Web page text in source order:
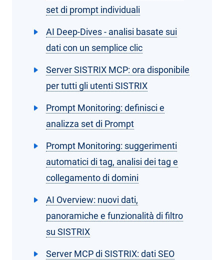
set di prompt individuali
AI Deep-Dives - analisi basate sui
dati con un semplice clic
Server SISTRIX MCP: ora disponibile
per tutti gli utenti SISTRIX
Prompt Monitoring: definisci e
analizza set di Prompt
Prompt Monitoring: suggerimenti
automatici di tag, analisi dei tag e
collegamento di domini
AI Overview: nuovi dati,
panoramiche e funzionalità di filtro
su SISTRIX
Server MCP di SISTRIX: dati SEO